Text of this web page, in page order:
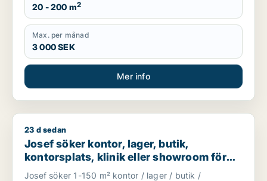
20 - 200 m2
Max. per månad
3 000 SEK
Mer info
Josef söker kontor, lager, butik, kontorsplats, klinik eller
23 d sedan
Josef söker kontor, lager, butik,
kontorsplats, klinik eller showroom för
uthyrning i Göteborg
Josef söker 1-150 m² kontor / lager / butik /